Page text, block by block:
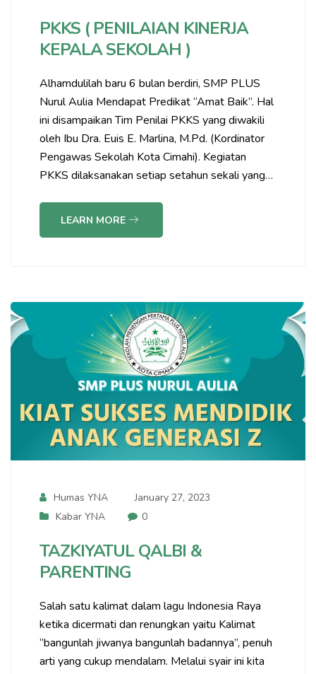
PKKS ( PENILAIAN KINERJA
KEPALA SEKOLAH )
Alhamdulilah baru 6 bulan berdiri, SMP PLUS
Nurul Aulia Mendapat Predikat “Amat Baik”. Hal
ini disampaikan Tim Penilai PKKS yang diwakili
oleh Ibu Dra. Euis E. Marlina, M.Pd. (Kordinator
Pengawas Sekolah Kota Cimahi). Kegiatan
PKKS dilaksanakan setiap setahun sekali yang…
LEARN MORE
Humas YNA
January 27, 2023
Kabar YNA
0
TAZKIYATUL QALBI &
PARENTING
Salah satu kalimat dalam lagu Indonesia Raya
ketika dicermati dan renungkan yaitu Kalimat
“bangunlah jiwanya bangunlah badannya”, penuh
arti yang cukup mendalam. Melalui syair ini kita